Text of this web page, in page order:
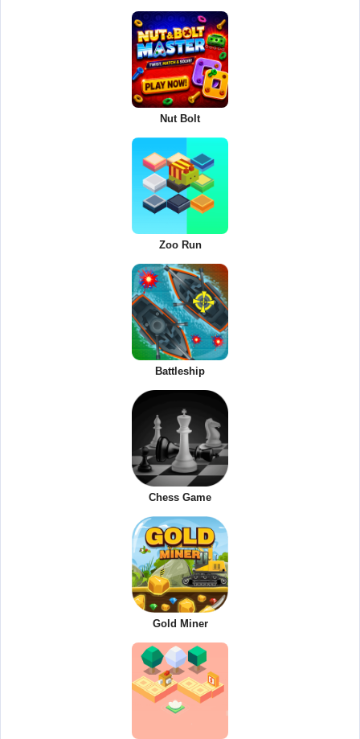
Nut Bolt
Zoo Run
Battleship
Chess Game
Gold Miner